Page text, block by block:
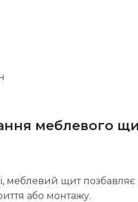
меблевого
щит позбавляє
або монтажу.